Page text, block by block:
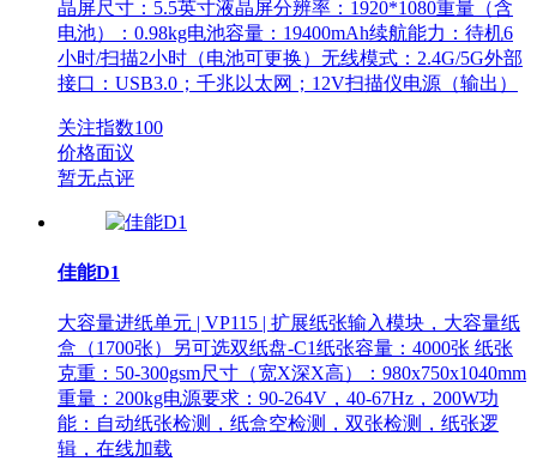
晶屏尺寸：5.5英寸液晶屏分辨率：1920*1080重量（含
电池）：0.98kg电池容量：19400mAh续航能力：待机6
小时/扫描2小时（电池可更换）无线模式：2.4G/5G外部
接口：USB3.0；千兆以太网；12V扫描仪电源（输出）
关注指数100
价格面议
暂无点评
佳能D1
大容量进纸单元 | VP115 | 扩展纸张输入模块，大容量纸
盒（1700张）另可选双纸盘-C1纸张容量：4000张 纸张
克重：50-300gsm尺寸（宽X深X高）：980x750x1040mm
重量：200kg电源要求：90-264V，40-67Hz，200W功
能：自动纸张检测，纸盒空检测，双张检测，纸张逻
辑，在线加载